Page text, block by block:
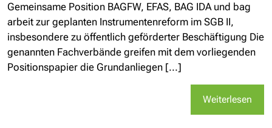
Gemeinsame Position BAGFW, EFAS, BAG IDA und bag
arbeit zur geplanten Instrumentenreform im SGB II,
insbesondere zu öffentlich geförderter Beschäftigung Die
genannten Fachverbände greifen mit dem vorliegenden
Positionspapier die Grundanliegen [...]
Weiterlesen